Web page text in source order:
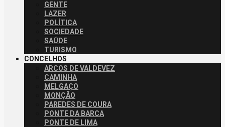
GENTE
LAZER
POLÍTICA
SOCIEDADE
SAÚDE
TURISMO
CONCELHOS
ARCOS DE VALDEVEZ
CAMINHA
MELGAÇO
MONÇÃO
PAREDES DE COURA
PONTE DA BARCA
PONTE DE LIMA